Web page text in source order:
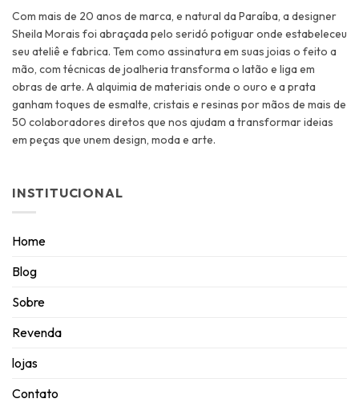
Com mais de 20 anos de marca, e natural da Paraíba, a designer
Sheila Morais foi abraçada pelo seridó potiguar onde estabeleceu
seu ateliê e fabrica. Tem como assinatura em suas joias o feito a
mão, com técnicas de joalheria transforma o latão e liga em
obras de arte. A alquimia de materiais onde o ouro e a prata
ganham toques de esmalte, cristais e resinas por mãos de mais de
50 colaboradores diretos que nos ajudam a transformar ideias
em peças que unem design, moda e arte.
INSTITUCIONAL
Home
Blog
Sobre
Revenda
lojas
Contato